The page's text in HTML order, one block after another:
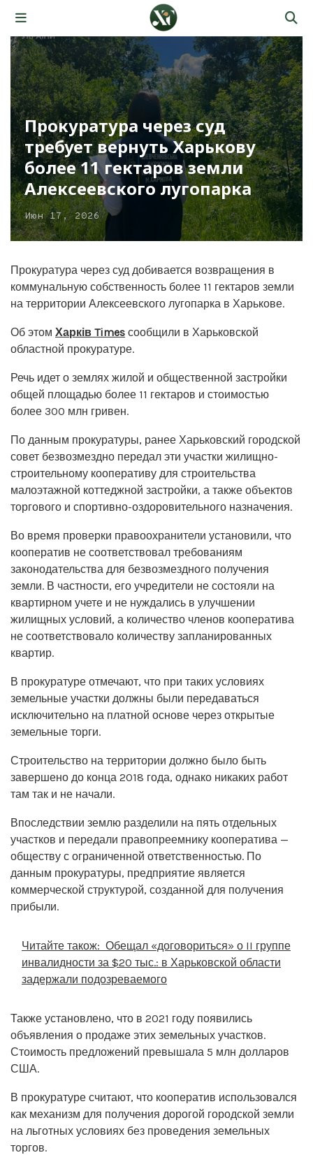
Прокуратура через суд
требует вернуть Харькову
более 11 гектаров земли
Алексеевского лугопарка
Июн 17, 2026
Прокуратура через суд добивается возвращения в
коммунальную собственность более 11 гектаров земли
на территории Алексеевского лугопарка в Харькове.
Об этом Харків Times сообщили в Харьковской
областной прокуратуре.
Речь идет о землях жилой и общественной застройки
общей площадью более 11 гектаров и стоимостью
более 300 млн гривен.
По данным прокуратуры, ранее Харьковский городской
совет безвозмездно передал эти участки жилищно-
строительному кооперативу для строительства
малоэтажной коттеджной застройки, а также объектов
торгового и спортивно-оздоровительного назначения.
Во время проверки правоохранители установили, что
кооператив не соответствовал требованиям
законодательства для безвозмездного получения
земли. В частности, его учредители не состояли на
квартирном учете и не нуждались в улучшении
жилищных условий, а количество членов кооператива
не соответствовало количеству запланированных
квартир.
В прокуратуре отмечают, что при таких условиях
земельные участки должны были передаваться
исключительно на платной основе через открытые
земельные торги.
Строительство на территории должно было быть
завершено до конца 2018 года, однако никаких работ
там так и не начали.
Впоследствии землю разделили на пять отдельных
участков и передали правопреемнику кооператива —
обществу с ограниченной ответственностью. По
данным прокуратуры, предприятие является
коммерческой структурой, созданной для получения
прибыли.
Читайте також: Обещал «договориться» о II группе
инвалидности за $20 тыс.: в Харьковской области
задержали подозреваемого
Также установлено, что в 2021 году появились
объявления о продаже этих земельных участков.
Стоимость предложений превышала 5 млн долларов
США.
В прокуратуре считают, что кооператив использовался
как механизм для получения дорогой городской земли
на льготных условиях без проведения земельных
торгов.